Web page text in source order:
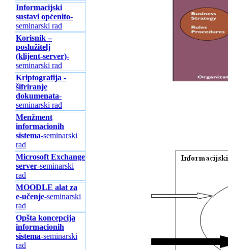
Informacijski
sustavi općenito-
seminarski rad
Korisnik –
poslužitelj
(klijent-server)-
seminarski rad
Kriptografija -
šifriranje
dokumenata-
seminarski rad
Menžment
informacionih
sistema-seminarski
rad
Microsoft Exchange
server-seminarski
rad
MOODLE alat za
e-učenje-seminarski
rad
Opšta koncepcija
informacionih
sistema-seminarski
rad